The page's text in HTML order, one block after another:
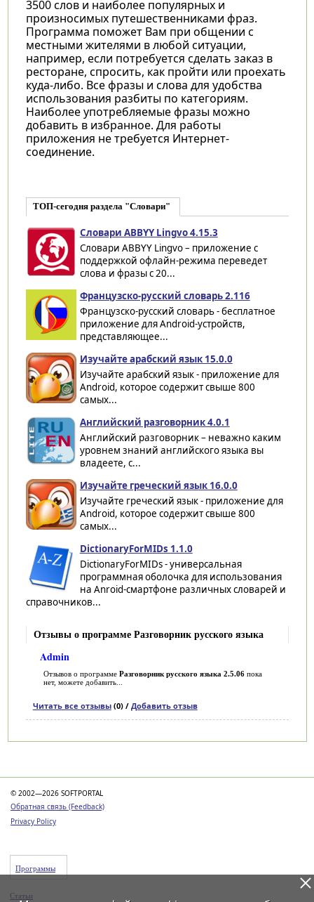
3500 слов и наиболее популярных и
произносимых путешественниками фраз.
Программа поможет Вам при общении с
местными жителями в любой ситуации,
например, если потребуется сделать заказ в
ресторане, спросить, как пройти или проехать
куда-либо. Все фразы и слова для удобства
использования разбиты по категориям.
Наиболее употребляемые фразы можно
добавить в избранное. Для работы
приложения не требуется Интернет-
соединение.
ТОП-сегодня раздела "Словари"
Словари ABBYY Lingvo 4.15.3
Словари ABBYY Lingvo – приложение с
поддержкой офлайн-режима переведет
слова и фразы с 20...
Французско-русский словарь 2.116
Французско-русский словарь - бесплатное
приложение для Android-устройств,
представляющее...
Изучайте арабский язык 15.0.0
Изучайте арабский язык - приложение для
Android, которое содержит свыше 800
самых...
Английский разговорник 4.0.1
Английский разговорник – неважно каким
уровнем знаний английского языка вы
владеете, с...
Изучайте греческий язык 16.0.0
Изучайте греческий язык - приложение для
Android, которое содержит свыше 800
самых...
DictionaryForMIDs 1.1.0
DictionaryForMIDs - универсальная
программная оболочка для использования
на Anroid-смартфоне различных словарей и
справочников...
Отзывы о программе Разговорник русского языка
Admin
Отзывов о программе Разговорник русского языка 2.5.06пока
нет, можете добавить...
Читать все отзывы(0) / Добавить отзыв
© 2002—2026 SOFTPORTAL
Обратная связь (Feedback)
Privacy Policy
Программы
Статьи